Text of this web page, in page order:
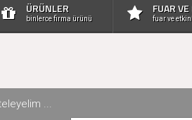
ÜRÜNLER
binlerce firma ürünü
FUAR
fuar ve
...